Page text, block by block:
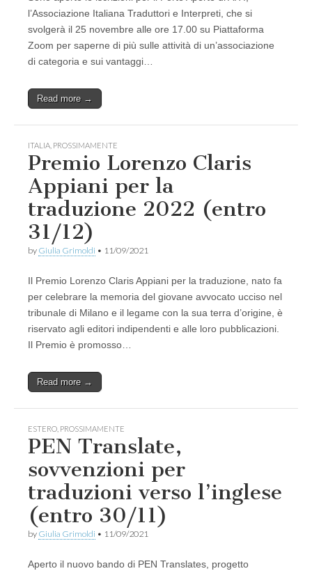
l’Associazione Italiana Traduttori e Interpreti, che si
svolgerà il 25 novembre alle ore 17.00 su Piattaforma
Zoom per saperne di più sulle attività di un’associazione
di categoria e sui vantaggi…
Read more →
ITALIA PROSSIMAMENTE
Premio Lorenzo Claris
Appiani per la
traduzione 2022 (entro
31/12)
by Giulia Grimoldi • 11/09/2021
Il Premio Lorenzo Claris Appiani per la traduzione, nato fa
per celebrare la memoria del giovane avvocato ucciso nel
tribunale di Milano e il legame con la sua terra d’origine, è
riservato agli editori indipendenti e alle loro pubblicazioni.
Il Premio è promosso…
Read more →
ESTERO PROSSIMAMENTE
PEN Translate,
sovvenzioni per
traduzioni verso l’inglese
(entro 30/11)
by Giulia Grimoldi • 11/09/2021
Aperto il nuovo bando di PEN Translates, progetto